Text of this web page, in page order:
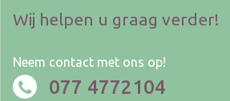
Wij helpen u graag verder!
Neem contact met ons op!
077 4772104